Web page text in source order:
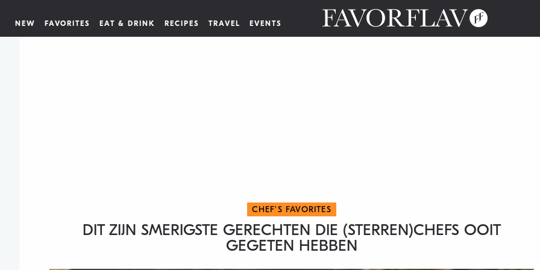
NEW FAVORITES EAT & DRINK RECIPES TRAVEL EVENTS
CHEF'S FAVORITES
DIT ZIJN SMERIGSTE GERECHTEN DIE (STERREN)CHEFS OOIT
GEGETEN HEBBEN